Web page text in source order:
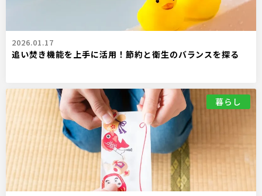
2026.01.17
追い焚き機能を上手に活用！節約と衛生のバランスを探る
暮らし